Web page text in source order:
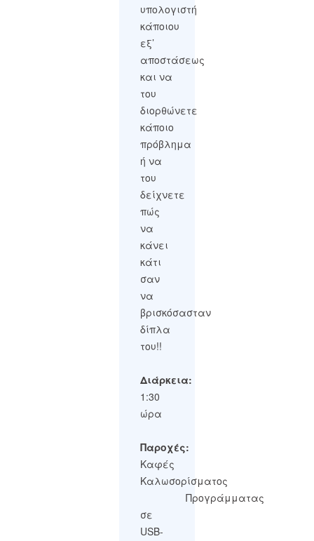
υπολογιστή
κάποιου
εξ’
αποστάσεως
και να
του
διορθώνετε
κάποιο
πρόβλημα
ή να
του
δείχνετε
πώς
να
κάνει
κάτι
σαν
να
βρισκόσασταν
δίπλα
του!!
Διάρκεια:
1:30
ώρα
Παροχές:
Καφές
Καλωσορίσματος
Προγράμματας
σε
USB-